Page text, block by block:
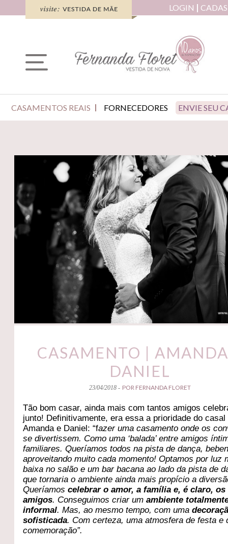
LOGIN
CASAMENTOS REAIS FORNECEDORES ENVIE SEU
CASAMENTO |
DANIEL
23/04/2018 - POR FERNANDA FLORET
Tão bom casar, ainda mais com tantos amigos
junto! Definitivamente, era essa a prioridade do casal
Amanda e Daniel: “fazer uma casamento onde os
se divertissem. Como uma ‘balada’ entre amigos
familiares. Queríamos todos na pista de dança,
aproveitando muito cada momento! Optamos por luz
baixa no salão e um bar bacana ao lado da pista de
que tornaria o ambiente ainda mais propício a
Queríamoscelebrar o amor, a família e, é claro, os
amigos. Conseguimos criar umambiente
informal. Mas, ao mesmo tempo, com uma
sofisticada. Com certeza, uma atmosfera de festa e
comemoração”.